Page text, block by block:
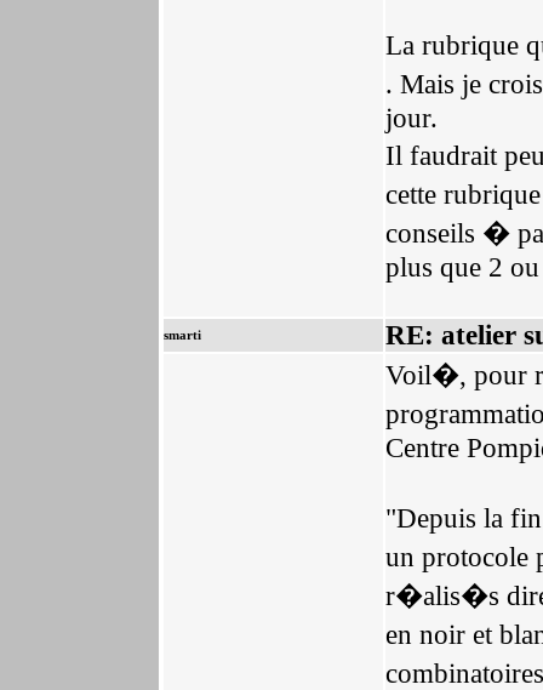
La
. Mais je
jour.
Il faudrait
cette
conseils �
plus que 2
smarti RE: atelier
Voil�, pour
Centre
"Depuis la
un protocole
r�alis�s
en noir et